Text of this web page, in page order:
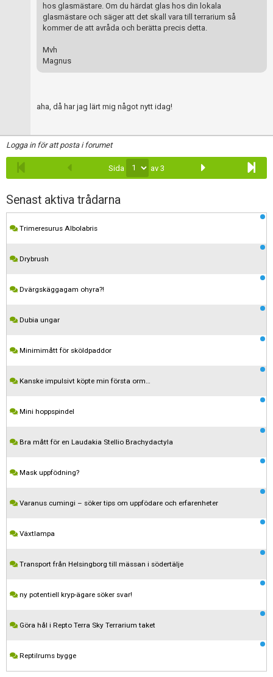
hos glasmästare. Om du härdat glas hos din lokala
glasmästare och säger att det skall vara till terrarium så
kommer de att avråda och berätta precis detta.
Mvh
Magnus
aha, då har jag lärt mig något nytt idag!
Logga in för att posta i forumet
Sida av 3
Senast aktiva trådarna
Trimeresurus Albolabris
Drybrush
Dvärgskäggagam ohyra?!
Dubia ungar
Minimimått för sköldpaddor
Kanske impulsivt köpte min första orm…
Mini hoppspindel
Bra mått för en Laudakia Stellio Brachydactyla
Mask uppfödning?
Varanus cumingi – söker tips om uppfödare och erfarenheter
Växtlampa
Transport från Helsingborg till mässan i södertälje
ny potentiell kryp-ägare söker svar!
Göra hål i Repto Terra Sky Terrarium taket
Reptilrums bygge